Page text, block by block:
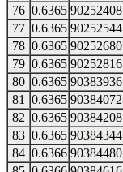
76 0.6365 90252408
77 0.6365 90252544
78 0.6365 90252680
79 0.6365 90252816
80 0.6365 90383936
81
0.6365 90384072
82 0.6365 90384208
83 0.6365 90384344
84 0.6366 90384480